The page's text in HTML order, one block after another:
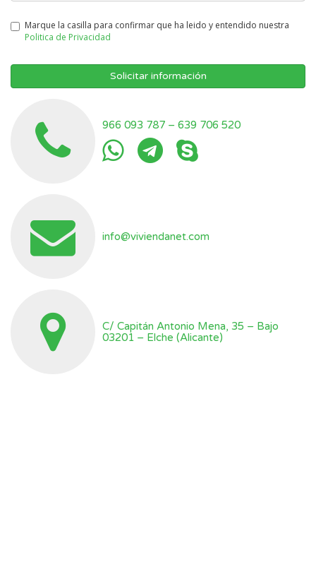
Marque la casilla para confirmar que ha leido y entendido nuestra
Politica de Privacidad
Solicitar información
966 093 787 – 639 706 520
info@viviendanet.com
C/ Capitán Antonio Mena, 35 – Bajo
03201 – Elche (Alicante)